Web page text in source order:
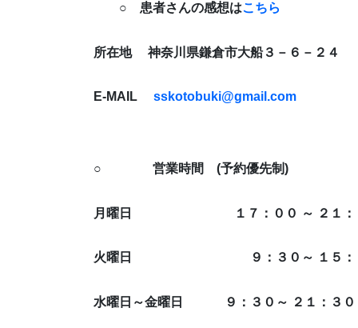
○ 患者さんの感想はこちら
所在地 神奈川県鎌倉市大船３－６－２４
E-MAIL sskotobuki@gmail.com
○ 営業時間 (予約優先制)
月曜日 １７：００ ～ ２１：
火曜日 ９：３０～ １５：
水曜日～金曜日 ９：３０～ ２１：３